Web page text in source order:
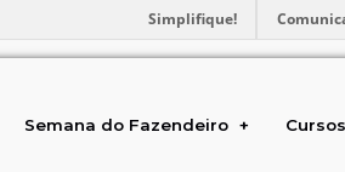
Simplifique!
Semana do Fazendeiro Cursos